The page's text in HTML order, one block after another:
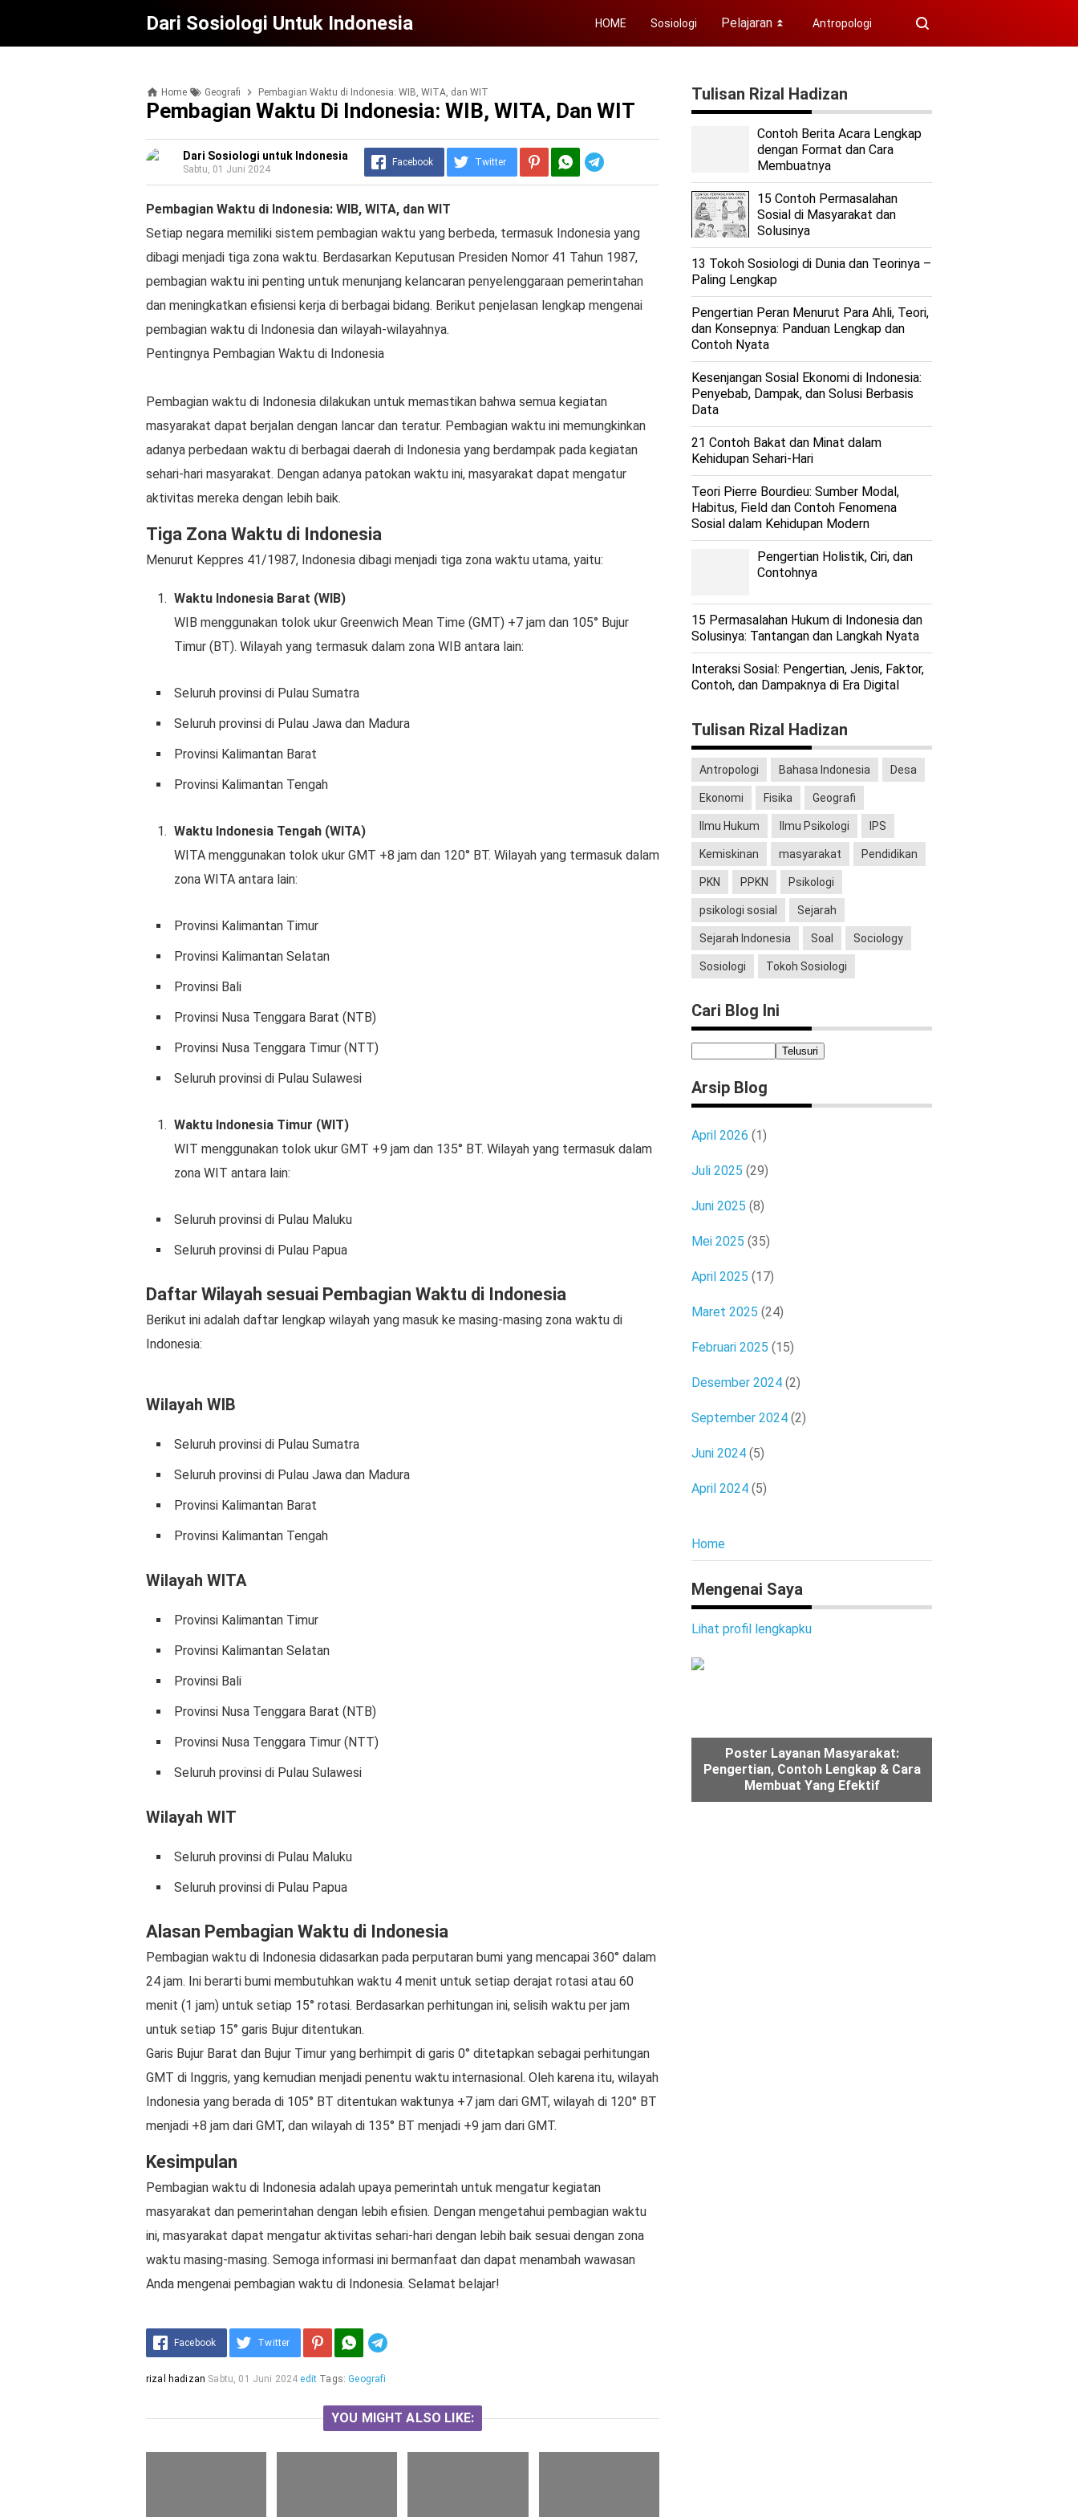
Dari Sosiologi Untuk Indonesia HOME Sosiologi Pelajaran ⏬ Antropologi
Home Geografi Pembagian Waktu di Indonesia: WIB, WITA, dan WIT
Pembagian Waktu Di Indonesia: WIB, WITA, Dan WIT
Dari Sosiologi untuk Indonesia
Sabtu, 01 Juni 2024
Facebook Twitter
Pembagian Waktu di Indonesia: WIB, WITA, dan WIT
Setiap negara memiliki sistem pembagian waktu yang berbeda, termasuk Indonesia yang
dibagi menjadi tiga zona waktu. Berdasarkan Keputusan Presiden Nomor 41 Tahun 1987,
pembagian waktu ini penting untuk menunjang kelancaran penyelenggaraan pemerintahan
dan meningkatkan efisiensi kerja di berbagai bidang. Berikut penjelasan lengkap mengenai
pembagian waktu di Indonesia dan wilayah-wilayahnya.
Pentingnya Pembagian Waktu di Indonesia
Pembagian waktu di Indonesia dilakukan untuk memastikan bahwa semua kegiatan
masyarakat dapat berjalan dengan lancar dan teratur. Pembagian waktu ini memungkinkan
adanya perbedaan waktu di berbagai daerah di Indonesia yang berdampak pada kegiatan
sehari-hari masyarakat. Dengan adanya patokan waktu ini, masyarakat dapat mengatur
aktivitas mereka dengan lebih baik.
Tiga Zona Waktu di Indonesia
Menurut Keppres 41/1987, Indonesia dibagi menjadi tiga zona waktu utama, yaitu:
Waktu Indonesia Barat (WIB)
WIB menggunakan tolok ukur Greenwich Mean Time (GMT) +7 jam dan 105° Bujur
Timur (BT). Wilayah yang termasuk dalam zona WIB antara lain:
Seluruh provinsi di Pulau Sumatra
Seluruh provinsi di Pulau Jawa dan Madura
Provinsi Kalimantan Barat
Provinsi Kalimantan Tengah
Waktu Indonesia Tengah (WITA)
WITA menggunakan tolok ukur GMT +8 jam dan 120° BT. Wilayah yang termasuk dalam
zona WITA antara lain:
Provinsi Kalimantan Timur
Provinsi Kalimantan Selatan
Provinsi Bali
Provinsi Nusa Tenggara Barat (NTB)
Provinsi Nusa Tenggara Timur (NTT)
Seluruh provinsi di Pulau Sulawesi
Waktu Indonesia Timur (WIT)
WIT menggunakan tolok ukur GMT +9 jam dan 135° BT. Wilayah yang termasuk dalam
zona WIT antara lain:
Seluruh provinsi di Pulau Maluku
Seluruh provinsi di Pulau Papua
Daftar Wilayah sesuai Pembagian Waktu di Indonesia
Berikut ini adalah daftar lengkap wilayah yang masuk ke masing-masing zona waktu di
Indonesia:
Wilayah WIB
Seluruh provinsi di Pulau Sumatra
Seluruh provinsi di Pulau Jawa dan Madura
Provinsi Kalimantan Barat
Provinsi Kalimantan Tengah
Wilayah WITA
Provinsi Kalimantan Timur
Provinsi Kalimantan Selatan
Provinsi Bali
Provinsi Nusa Tenggara Barat (NTB)
Provinsi Nusa Tenggara Timur (NTT)
Seluruh provinsi di Pulau Sulawesi
Wilayah WIT
Seluruh provinsi di Pulau Maluku
Seluruh provinsi di Pulau Papua
Alasan Pembagian Waktu di Indonesia
Pembagian waktu di Indonesia didasarkan pada perputaran bumi yang mencapai 360° dalam
24 jam. Ini berarti bumi membutuhkan waktu 4 menit untuk setiap derajat rotasi atau 60
menit (1 jam) untuk setiap 15° rotasi. Berdasarkan perhitungan ini, selisih waktu per jam
untuk setiap 15° garis Bujur ditentukan.
Garis Bujur Barat dan Bujur Timur yang berhimpit di garis 0° ditetapkan sebagai perhitungan
GMT di Inggris, yang kemudian menjadi penentu waktu internasional. Oleh karena itu, wilayah
Indonesia yang berada di 105° BT ditentukan waktunya +7 jam dari GMT, wilayah di 120° BT
menjadi +8 jam dari GMT, dan wilayah di 135° BT menjadi +9 jam dari GMT.
Kesimpulan
Pembagian waktu di Indonesia adalah upaya pemerintah untuk mengatur kegiatan
masyarakat dan pemerintahan dengan lebih efisien. Dengan mengetahui pembagian waktu
ini, masyarakat dapat mengatur aktivitas sehari-hari dengan lebih baik sesuai dengan zona
waktu masing-masing. Semoga informasi ini bermanfaat dan dapat menambah wawasan
Anda mengenai pembagian waktu di Indonesia. Selamat belajar!
Facebook Twitter
rizal hadizan Sabtu, 01 Juni 2024 edit Tags:Geografi
YOU MIGHT ALSO LIKE:
Tulisan Rizal Hadizan
Contoh Berita Acara Lengkap
dengan Format dan Cara
Membuatnya
15 Contoh Permasalahan
Sosial di Masyarakat dan
Solusinya
13 Tokoh Sosiologi di Dunia dan Teorinya –
Paling Lengkap
Pengertian Peran Menurut Para Ahli, Teori,
dan Konsepnya: Panduan Lengkap dan
Contoh Nyata
Kesenjangan Sosial Ekonomi di Indonesia:
Penyebab, Dampak, dan Solusi Berbasis
Data
21 Contoh Bakat dan Minat dalam
Kehidupan Sehari-Hari
Teori Pierre Bourdieu: Sumber Modal,
Habitus, Field dan Contoh Fenomena
Sosial dalam Kehidupan Modern
Pengertian Holistik, Ciri, dan
Contohnya
15 Permasalahan Hukum di Indonesia dan
Solusinya: Tantangan dan Langkah Nyata
Interaksi Sosial: Pengertian, Jenis, Faktor,
Contoh, dan Dampaknya di Era Digital
Tulisan Rizal Hadizan
Antropologi Bahasa Indonesia Desa
Ekonomi Fisika Geografi
Ilmu Hukum Ilmu Psikologi IPS
Kemiskinan masyarakat Pendidikan
PKN PPKN Psikologi
psikologi sosial Sejarah
Sejarah Indonesia Soal Sociology
Sosiologi Tokoh Sosiologi
Cari Blog Ini
Arsip Blog
April 2026 (1)
Juli 2025 (29)
Juni 2025 (8)
Mei 2025 (35)
April 2025 (17)
Maret 2025 (24)
Februari 2025 (15)
Desember 2024 (2)
September 2024 (2)
Juni 2024 (5)
April 2024 (5)
Home
Mengenai Saya
Lihat profil lengkapku
Poster Layanan Masyarakat:
Pengertian, Contoh Lengkap & Cara
Membuat Yang Efektif